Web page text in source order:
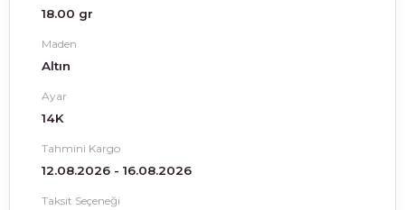
18.00 gr
Maden
Altın
Ayar
14K
Tahmini Kargo
12.08.2026 - 16.08.2026
Taksit Seçeneği